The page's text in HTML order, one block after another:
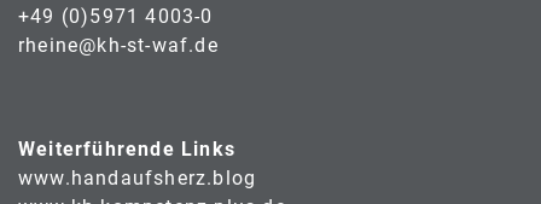
+49 (0)5971 4003-0
rheine@kh-st-waf.de
Weiterführende Links
www.handaufsherz.blog